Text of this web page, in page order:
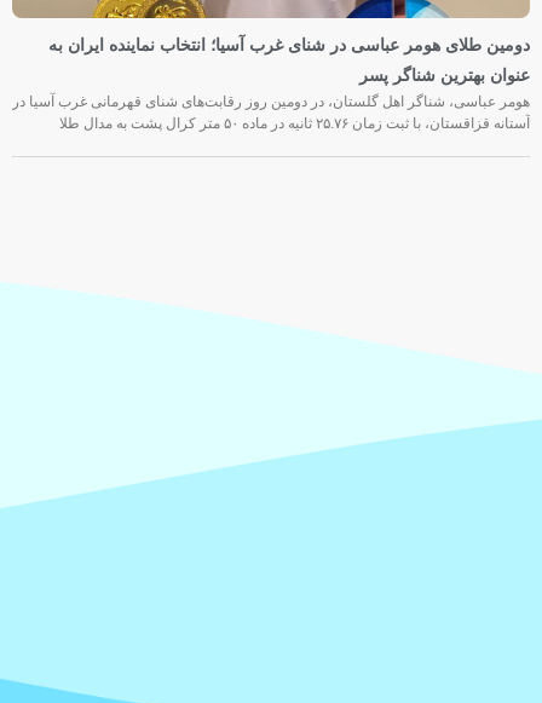
دومین طلای هومر عباسی در شنای غرب آسیا؛ انتخاب نماینده ایران به
عنوان بهترین شناگر پسر
هومر عباسی، شناگر اهل گلستان، در دومین روز رقابت‌های شنای قهرمانی غرب آسیا در
آستانه قزاقستان، با ثبت زمان ۲۵.۷۶ ثانیه در ماده ۵۰ متر کرال پشت به مدال طلا